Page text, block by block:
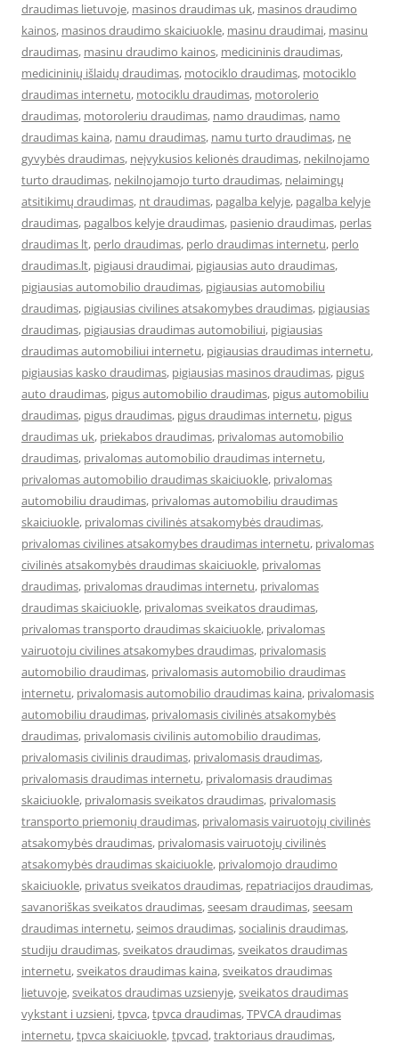
draudimas lietuvoje, masinos draudimas uk, masinos draudimo
kainos, masinos draudimo skaiciuokle, masinu draudimai, masinu
draudimas, masinu draudimo kainos, medicininis draudimas,
medicininių išlaidų draudimas, motociklo draudimas, motociklo
draudimas internetu, motociklu draudimas, motorolerio
draudimas, motoroleriu draudimas, namo draudimas, namo
draudimas kaina, namu draudimas, namu turto draudimas, ne
gyvybės draudimas, neįvykusios kelionės draudimas, nekilnojamo
turto draudimas, nekilnojamojo turto draudimas, nelaimingų
atsitikimų draudimas, nt draudimas, pagalba kelyje, pagalba kelyje
draudimas, pagalbos kelyje draudimas, pasienio draudimas, perlas
draudimas lt, perlo draudimas, perlo draudimas internetu, perlo
draudimas.lt, pigiausi draudimai, pigiausias auto draudimas,
pigiausias automobilio draudimas, pigiausias automobiliu
draudimas, pigiausias civilines atsakomybes draudimas, pigiausias
draudimas, pigiausias draudimas automobiliui, pigiausias
draudimas automobiliui internetu, pigiausias draudimas internetu,
pigiausias kasko draudimas, pigiausias masinos draudimas, pigus
auto draudimas, pigus automobilio draudimas, pigus automobiliu
draudimas, pigus draudimas, pigus draudimas internetu, pigus
draudimas uk, priekabos draudimas, privalomas automobilio
draudimas, privalomas automobilio draudimas internetu,
privalomas automobilio draudimas skaiciuokle, privalomas
automobiliu draudimas, privalomas automobiliu draudimas
skaiciuokle, privalomas civilinės atsakomybės draudimas,
privalomas civilines atsakomybes draudimas internetu, privalomas
civilinės atsakomybės draudimas skaiciuokle, privalomas
draudimas, privalomas draudimas internetu, privalomas
draudimas skaiciuokle, privalomas sveikatos draudimas,
privalomas transporto draudimas skaiciuokle, privalomas
vairuotoju civilines atsakomybes draudimas, privalomasis
automobilio draudimas, privalomasis automobilio draudimas
internetu, privalomasis automobilio draudimas kaina, privalomasis
automobiliu draudimas, privalomasis civilinės atsakomybės
draudimas, privalomasis civilinis automobilio draudimas,
privalomasis civilinis draudimas, privalomasis draudimas,
privalomasis draudimas internetu, privalomasis draudimas
skaiciuokle, privalomasis sveikatos draudimas, privalomasis
transporto priemonių draudimas, privalomasis vairuotojų civilinės
atsakomybės draudimas, privalomasis vairuotojų civilinės
atsakomybės draudimas skaiciuokle, privalomojo draudimo
skaiciuokle, privatus sveikatos draudimas, repatriacijos draudimas,
savanoriškas sveikatos draudimas,seesam draudimas,seesam
draudimas internetu,seimos draudimas,socialinis draudimas,
studiju draudimas,sveikatos draudimas,sveikatos draudimas
internetu,sveikatos draudimas kaina,sveikatos draudimas
lietuvoje,sveikatos draudimas uzsienyje,sveikatos draudimas
vykstant i uzsieni,tpvca,tpvca draudimas,TPVCA draudimas
internetu,tpvca skaiciuokle,tpvcad,traktoriaus draudimas,